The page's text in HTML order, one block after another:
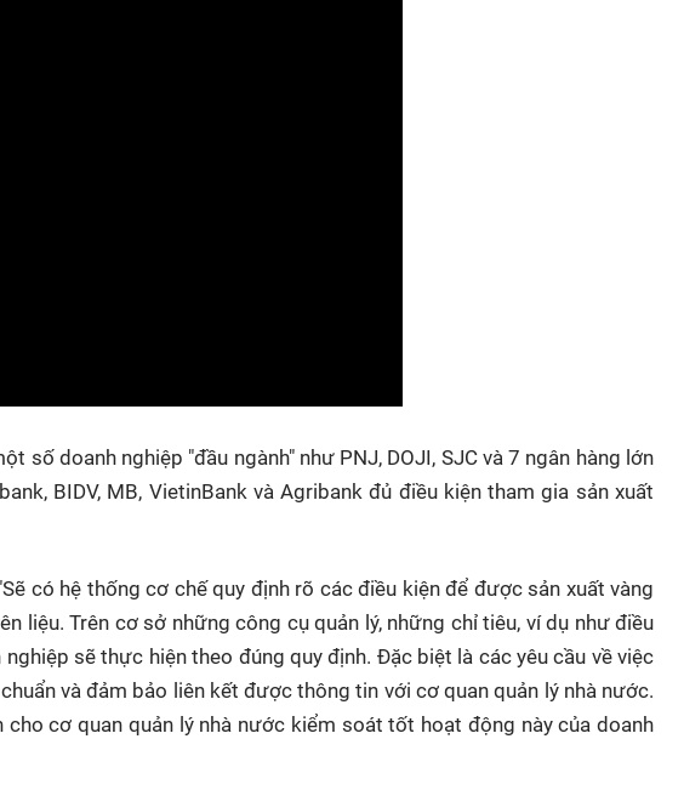
số doanh nghiệp "đầu ngành" như PNJ, DOJI, SJC và 7 ngân hàng lớn
BIDV, MB, VietinBank và Agribank đủ điều kiện tham gia sản xuất
có hệ thống cơ chế quy định rõ các điều kiện để được sản xuất vàng
liệu. Trên cơ sở những công cụ quản lý, những chỉ tiêu, ví dụ như điều
sẽ thực hiện theo đúng quy định. Đặc biệt là các yêu cầu về việc
và đảm bảo liên kết được thông tin với cơ quan quản lý nhà nước.
cơ quan quản lý nhà nước kiểm soát tốt hoạt động này của doanh